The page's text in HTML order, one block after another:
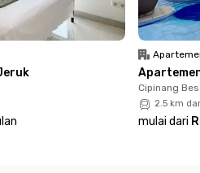
want style, location, and
Cipinang
2.5 km
mulai dari